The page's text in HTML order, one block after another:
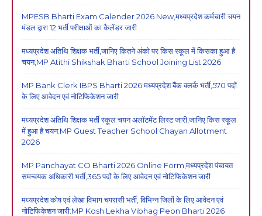
MPESB Bharti Exam Calender 2026 New,मध्यप्रदेश कर्मचारी चयन
मंडल द्वारा 12 भर्ती परीक्षाओं का कैलेंडर जारी
मध्यप्रदेश अतिथि शिक्षक भर्ती,जानिए कितने अंको पर किस स्कूल में किसका हुआ है
चयन,MP Atithi Shikshak Bharti School Joining List 2026
MP Bank Clerk IBPS Bharti 2026:मध्यप्रदेश बैंक क्लर्क भर्ती,570 पदों
के लिए आवेदन एवं नोटिफिकेशन जारी
मध्यप्रदेश अतिथि शिक्षक भर्ती स्कूल चयन अलॉटमेंट लिस्ट जारी,जानिए किस स्कूल
में हुआ है चयन:MP Guest Teacher School Chayan Allotment
2026
MP Panchayat CO Bharti 2026 Online Form,मध्यप्रदेश पंचायत
समन्वयक अधिकारी भर्ती,365 पदों के लिए आवेदन एवं नोटिफिकेशन जारी
मध्यप्रदेश कोष एवं लेखा विभाग चपरासी भर्ती, विभिन्न जिलों के लिए आवेदन एवं
नोटिफिकेशन जारी:MP Kosh Lekha Vibhag Peon Bharti 2026